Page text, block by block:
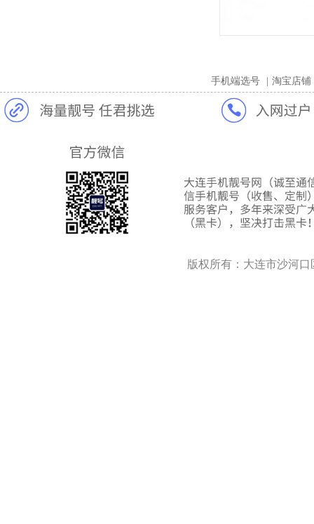
手机端选号 淘宝店铺
版权所有：大连市沙河